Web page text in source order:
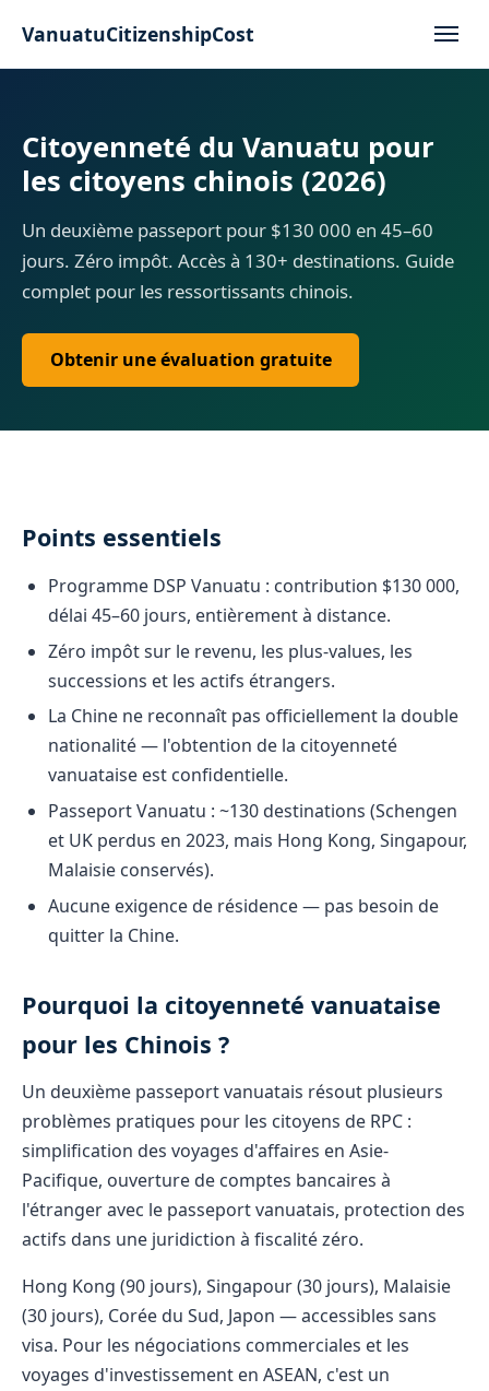
VanuatuCitizenshipCost
Citoyenneté du Vanuatu pour
les citoyens chinois (2026)
Un deuxième passeport pour $130 000 en 45–60
jours. Zéro impôt. Accès à 130+ destinations. Guide
complet pour les ressortissants chinois.
Obtenir une évaluation gratuite
Points essentiels
Programme DSP Vanuatu : contribution $130 000,
délai 45–60 jours, entièrement à distance.
Zéro impôt sur le revenu, les plus-values, les
successions et les actifs étrangers.
La Chine ne reconnaît pas officiellement la double
nationalité — l'obtention de la citoyenneté
vanuataise est confidentielle.
Passeport Vanuatu : ~130 destinations (Schengen
et UK perdus en 2023, mais Hong Kong, Singapour,
Malaisie conservés).
Aucune exigence de résidence — pas besoin de
quitter la Chine.
Pourquoi la citoyenneté vanuataise
pour les Chinois ?
Un deuxième passeport vanuatais résout plusieurs
problèmes pratiques pour les citoyens de RPC :
simplification des voyages d'affaires en Asie-
Pacifique, ouverture de comptes bancaires à
l'étranger avec le passeport vanuatais, protection des
actifs dans une juridiction à fiscalité zéro.
Hong Kong (90 jours), Singapour (30 jours), Malaisie
(30 jours), Corée du Sud, Japon — accessibles sans
visa. Pour les négociations commerciales et les
voyages d'investissement en ASEAN, c'est un